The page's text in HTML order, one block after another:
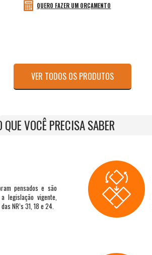
QUERO FAZER UM ORÇAMENTO
VER TODOS OS PRODUTOS
QUE VOCÊ PRECISA SABER
pensados e são
legislação vigente,
NR’s 31, 18 e 24.